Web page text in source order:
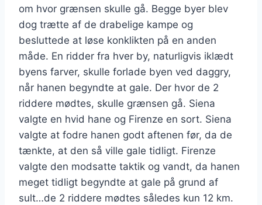
om hvor grænsen skulle gå. Begge byer blev
dog trætte af de drabelige kampe og
besluttede at løse konklikten på en anden
måde. En ridder fra hver by, naturligvis iklædt
byens farver, skulle forlade byen ved daggry,
når hanen begyndte at gale. Der hvor de 2
riddere mødtes, skulle grænsen gå. Siena
valgte en hvid hane og Firenze en sort. Siena
valgte at fodre hanen godt aftenen før, da de
tænkte, at den så ville gale tidligt. Firenze
valgte den modsatte taktik og vandt, da hanen
meget tidligt begyndte at gale på grund af
sult…de 2 riddere mødtes således kun 12 km.